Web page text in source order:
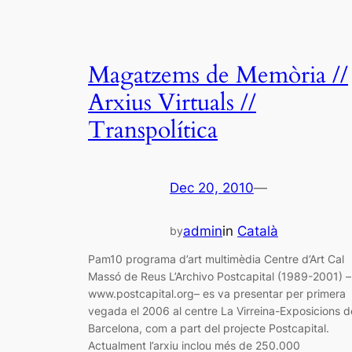
Magatzems de Memòria //
Arxius Virtuals //
Transpolítica
Dec 20, 2010—
byadminin Català
Pam10 programa d’art multimèdia Centre d’Art Cal
Massó de Reus L’Archivo Postcapital (1989-2001) –
www.postcapital.org– es va presentar per primera
vegada el 2006 al centre La Virreina-Exposicions
Barcelona, com a part del projecte Postcapital.
Actualment l’arxiu inclou més de 250.000